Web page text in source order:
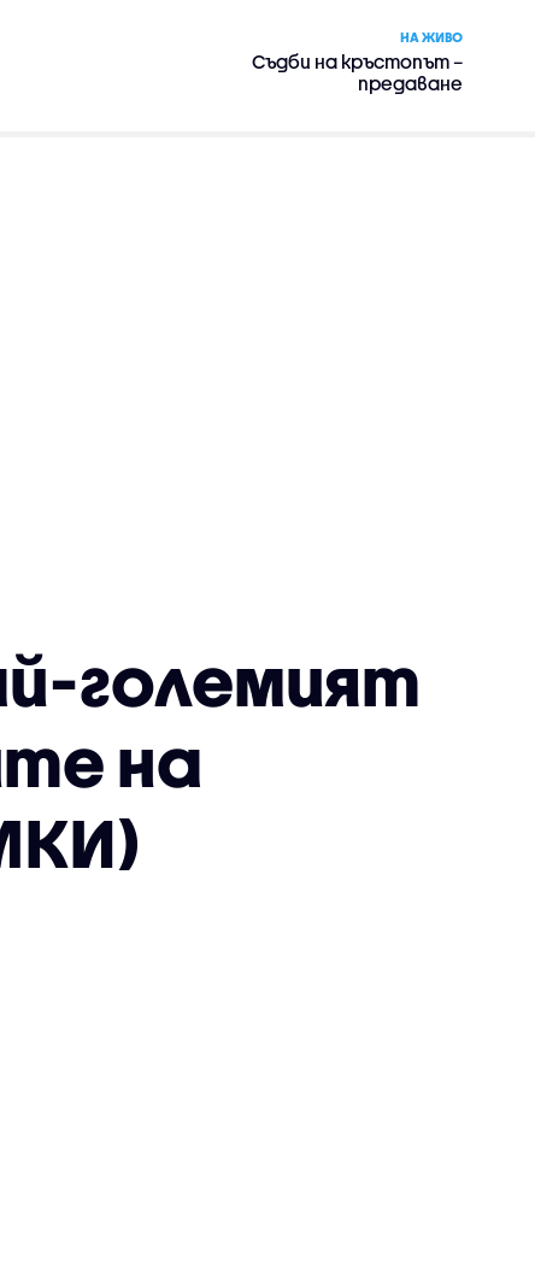
НА ЖИВО
Съдби на кръстопът –
предаване
големият
на